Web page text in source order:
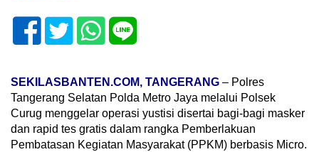
SEKILASBANTEN.COM, TANGERANG – Polres
Tangerang Selatan Polda Metro Jaya melalui Polsek
Curug menggelar operasi yustisi disertai bagi-bagi masker
dan rapid tes gratis dalam rangka Pemberlakuan
Pembatasan Kegiatan Masyarakat (PPKM) berbasis Micro.